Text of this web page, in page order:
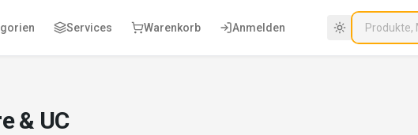
Services Warenkorb Anmelden
& UC